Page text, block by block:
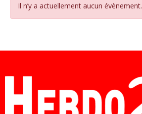
Il n’y a actuellement aucun évènement.